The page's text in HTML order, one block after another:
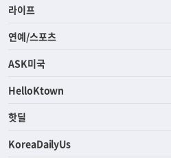
라이프
연예/스포츠
ASK미국
HelloKtown
핫딜
KoreaDailyUs